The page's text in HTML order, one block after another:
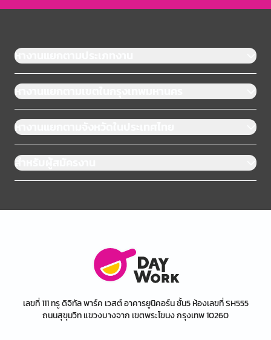
หางานแยกตามประเภทงาน
หางานแยกตามเขตในกรุงเทพมหานคร
หางานแยกตามจังหวัดในประเทศไทย
สำหรับผู้สมัครงาน
เลขที่ 111 ทรู ดิจิทัล พาร์ค เวสต์ อาคารยูนิคอร์น ชั้น5 ห้องเลขที่ SH555
ถนนสุขุมวิท แขวงบางจาก เขตพระโขนง กรุงเทพ 10260